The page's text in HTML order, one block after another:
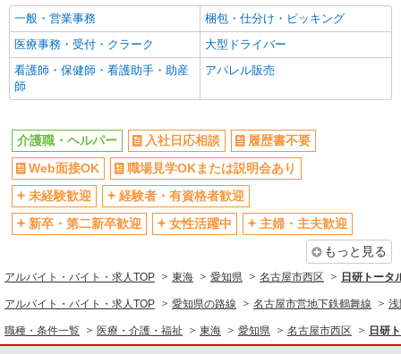
間外勤務手当 〇土日祝勤務手当 〇夜勤手当 〇深
夜勤務手当 〇無事故無違反表彰金 〇年末年始勤務
手当 〇早朝7:00〜8:00/夜間18:00〜20:00は時給
25％UP
パナソニック エイジフリーケアセンター名古
屋上小田井 愛知県名古屋市西区中小田井4丁目
408-1
キープ 詳細を見る
派遣社員
毎日通うのが楽しみになる＊ホテルのような美
しいサ高住のSTAFF
時給1500円〜2125円 ＜日払い有/週払い有/交
通費全支給(ガソリン代含む)＞
名古屋市西区
詳細を見る
派遣社員
夕方までのデイサービス☆車の運転できる方優
一般・営業事務
梱包・仕分け・ピッキング
医療事務・受付・クラーク
大型ドライバー
看護師・保健師・看護助手・助産
師
アパレル販売
介護職・ヘルパー 入社日応相談
履歴書不要
Web面接OK
職場見学OKまたは説明会あり
未経験歓迎
経験者・有資格者歓迎
新卒・第二新卒歓迎
女性活躍中
主婦・主夫歓迎
もっと見る
アルバイト・バイト・求人TOP 東海 愛知県 名古屋市西区 日研トータ
アルバイト・バイト・求人TOP 愛知県の路線 名古屋市営地下鉄鶴舞線
職種・条件一覧 医療・介護・福祉 東海 愛知県 名古屋市西区 日研